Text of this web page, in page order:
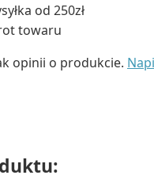
od 250zł
towaru
opinii o produkcie.